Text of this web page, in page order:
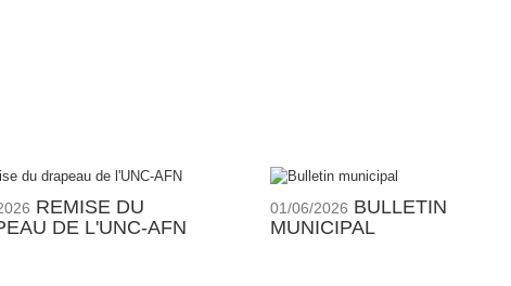
REMISE DU
DE L'UNC-AFN
01/06/2026 BULLETIN
MUNICIPAL